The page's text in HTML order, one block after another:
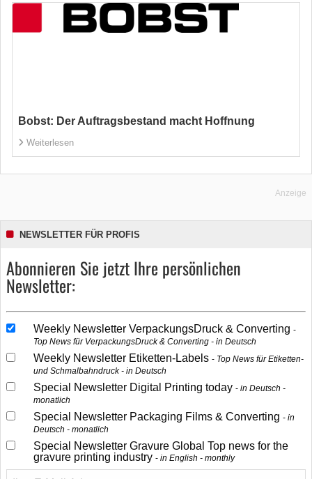
Bobst: Der Auftragsbestand macht Hoffnung
Weiterlesen
Anzeige
NEWSLETTER FÜR PROFIS
Abonnieren Sie jetzt Ihre persönlichen
Newsletter:
Weekly Newsletter VerpackungsDruck & Converting
Top News für VerpackungsDruck & Converting - in Deutsch
Weekly Newsletter Etiketten-Labels
Top News für Etiketten-
und Schmalbahndruck - in Deutsch
Special Newsletter Digital Printing today
in Deutsch -
monatlich
Special Newsletter Packaging Films & Converting
in
Deutsch - monatlich
Special Newsletter Gravure Global Top news for the
gravure printing industry
in English - monthly